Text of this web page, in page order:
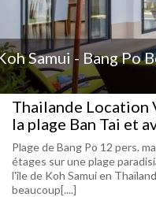
Samui - Bang Po
Thailande Location
la plage Ban Tai et
Plage de Bang Po 12 pers.
étages sur une plage
l'île de Koh Samui en
beaucoup[....]